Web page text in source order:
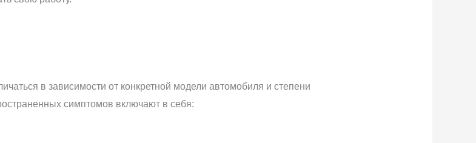
в зависимости от конкретной модели автомобиля и степени
симптомов включают в себя: